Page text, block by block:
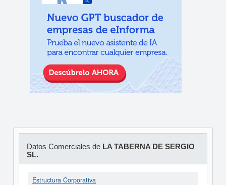
Datos Comerciales de LA TABERNA DE SERGIO
SL.
Estructura Corporativa